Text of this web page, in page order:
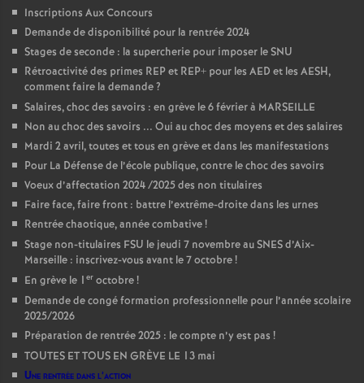
Inscriptions Aux Concours
Demande de disponibilité pour la rentrée 2024
Stages de seconde : la supercherie pour imposer le SNU
Rétroactivité des primes REP et REP+ pour les AED et les AESH,
comment faire la demande?
Salaires, choc des savoirs : en grève le 6 février à MARSEILLE
Non au choc des savoirs ... Oui au choc des moyens et des salaires
Mardi 2 avril, toutes et tous en grève et dans les manifestations
Pour La Défense de l’école publique, contre le choc des savoirs
Voeux d’affectation 2024 /2025 des non titulaires
Faire face, faire front : battre l’extrême-droite dans les urnes
Rentrée chaotique, année combative!
Stage non-titulaires FSU le jeudi 7 novembre au SNES d’Aix-
Marseille : inscrivez-vous avant le 7 octobre!
En grève le 1 er octobre!
Demande de congé formation professionnelle pour l’année scolaire
2025/2026
Préparation de rentrée 2025 : le compte n’y est pas !
TOUTES ET TOUS EN GRÈVE LE 13 mai
Une rentrée dans l’action